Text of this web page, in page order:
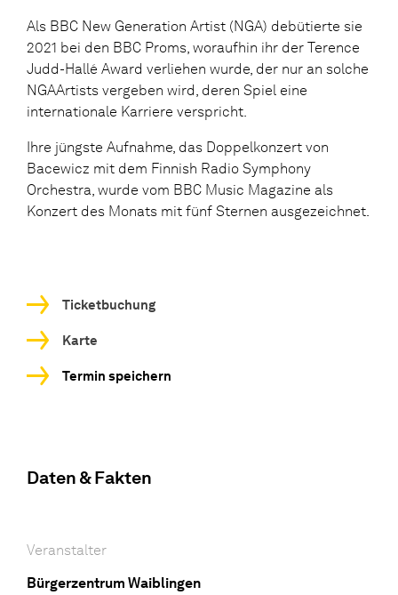
Als BBC New Generation Artist (NGA) debütierte sie
2021 bei den BBC Proms, woraufhin ihr der Terence
Judd-Hallé Award verliehen wurde, der nur an solche
NGAArtists vergeben wird, deren Spiel eine
internationale Karriere verspricht.
Ihre jüngste Aufnahme, das Doppelkonzert von
Bacewicz mit dem Finnish Radio Symphony
Orchestra, wurde vom BBC Music Magazine als
Konzert des Monats mit fünf Sternen ausgezeichnet.
Ticketbuchung
Karte
Termin speichern
Daten & Fakten
Veranstalter
Bürgerzentrum Waiblingen